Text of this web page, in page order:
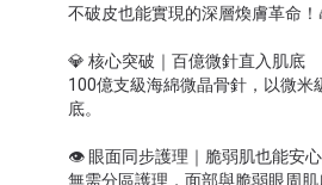
不破皮也能實現的深層煥膚革命
💎 核心突破｜百億微針直入肌底
100億支級海綿微晶骨針，以微
底。
👁️ 眼面同步護理｜脆弱肌也能安
無需分區護理，面部與脆弱眼周